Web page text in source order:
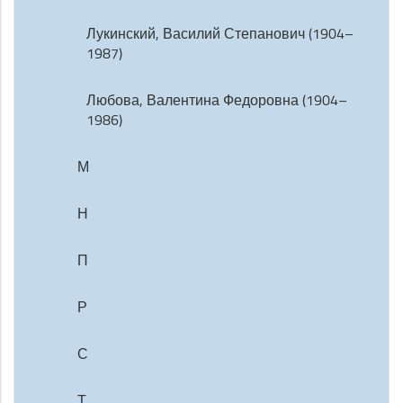
Лукинский, Василий Степанович (1904–
1987)
Любова, Валентина Федоровна (1904–
1986)
М
Н
П
Р
С